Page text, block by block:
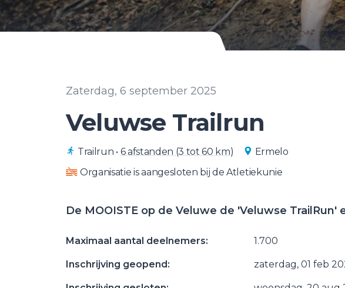
Zaterdag, 6 september 2025
Veluwse Trailrun
Trailrun • 6 afstanden (3 tot 60 km)
Ermelo
Organisatie is aangesloten bij de Atletiekunie
De MOOISTE op de Veluwe de 'Veluwse TrailRun'
Maximaal aantal deelnemers: 1.700
Inschrijving geopend: zaterdag, 01 feb